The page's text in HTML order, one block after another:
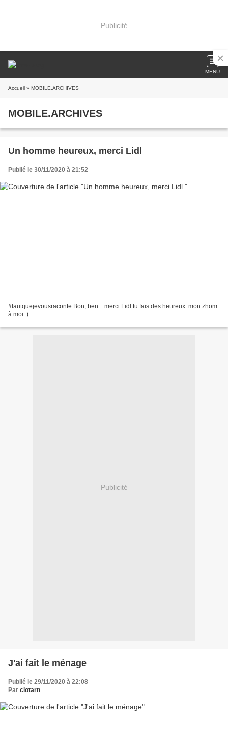
Publicité
MENU
Accueil » MOBILE.ARCHIVES
MOBILE.ARCHIVES
Un homme heureux, merci Lidl
Publié le 30/11/2020 à 21:52
#fautquejevousraconte Bon, ben... merci Lidl tu fais des heureux. mon zhom
à moi :)
Publicité
J'ai fait le ménage
Publié le 29/11/2020 à 22:08
Par clotarn